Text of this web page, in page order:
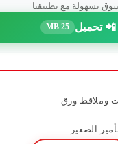
بسهولة مع تطبيقنا
📲 تحميل 25 MB
وملاقط ورق
الصغير